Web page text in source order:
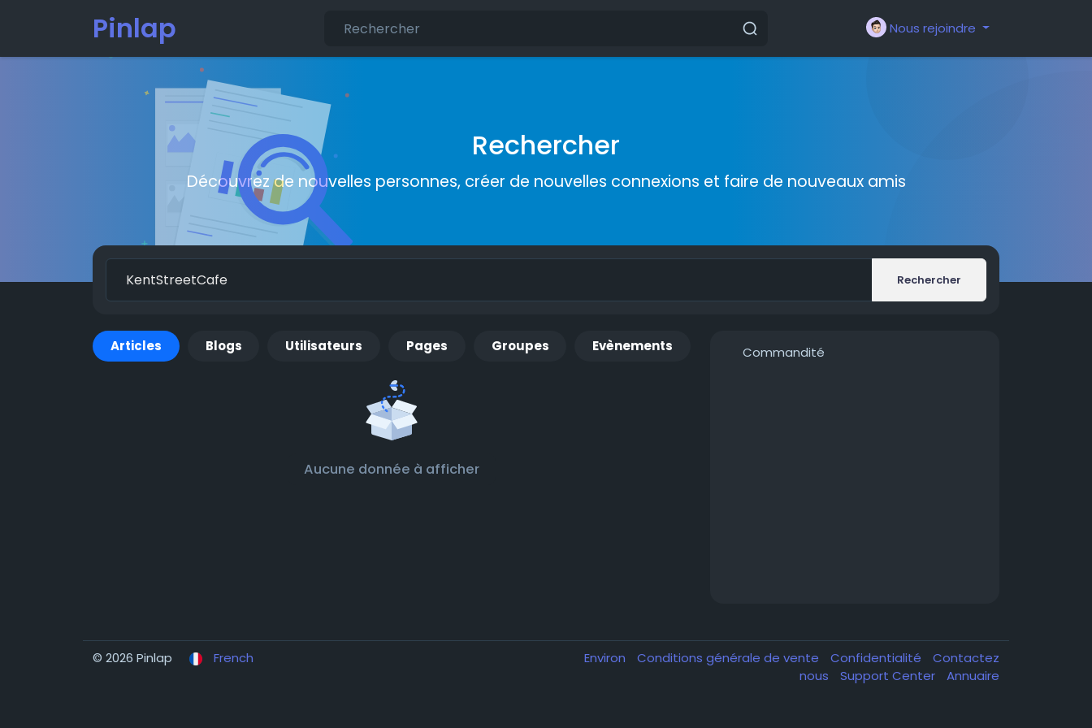
Pinlap Nous rejoindre
Rechercher
Découvrez de nouvelles personnes, créer de nouvelles connexions et faire de nouveaux amis
Rechercher
Articles Blogs Utilisateurs Pages Groupes Evènements
Aucune donnée à afficher
Commandité
© 2026 Pinlap French Environ Conditions générale de vente Confidentialité
Contactez
nous
Support Center Annuaire